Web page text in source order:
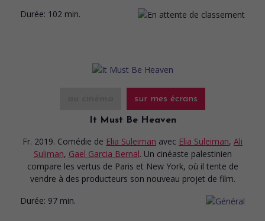
Durée: 102 min.
sur mes écrans
It Must Be Heaven
Fr. 2019. Comédie de Elia Suleiman avec Elia Suleiman, Ali
Suliman, Gael Garcia Bernal. Un cinéaste palestinien
compare les vertus de Paris et New York, où il tente de
vendre à des producteurs son nouveau projet de film.
Durée: 97 min.